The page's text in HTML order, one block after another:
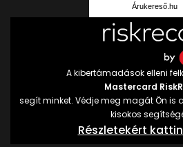
Árukereső.hu
A kibertámadások elleni
Mastercard
segít minket. Védje meg magát Ön is
kisokos
Részletekért